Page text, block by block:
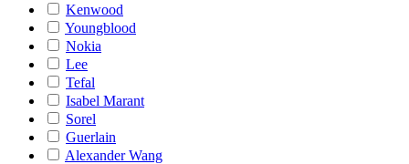
Kenwood
Youngblood
Nokia
Lee
Tefal
Isabel Marant
Sorel
Guerlain
Alexander Wang